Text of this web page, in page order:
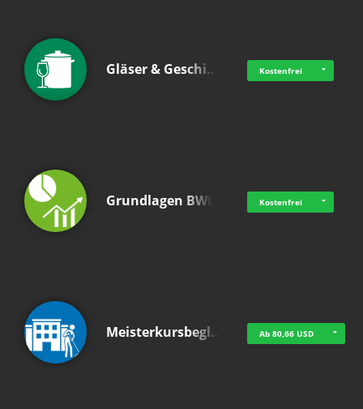
Gläser & Geschi… Kostenfrei
Grundlagen BWL Kostenfrei
Meisterkursbegl… Ab 80,66 USD